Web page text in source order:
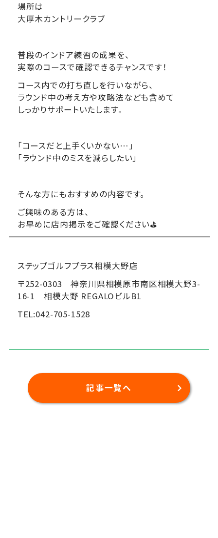
場所は
大厚木カントリークラブ
普段のインドア練習の成果を、
実際のコースで確認できるチャンスです！
コース内での打ち直しを行いながら、
ラウンド中の考え方や攻略法なども含めて
しっかりサポートいたします。
「コースだと上手くいかない…」
「ラウンド中のミスを減らしたい」
そんな方にもおすすめの内容です。
ご興味のある方は、
お早めに店内掲示をご確認ください⛳
ステップゴルフプラス相模大野店
〒252-0303 神奈川県相模原市南区相模大野3-
16-1 相模大野 REGALOビルB1
TEL:042-705-1528
記事一覧へ